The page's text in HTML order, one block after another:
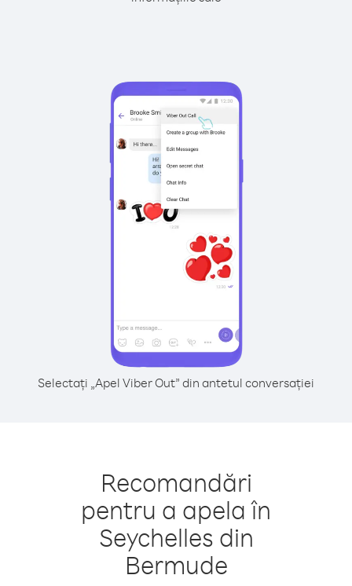
Selectați „Apel Viber Out” din antetul conversației
Recomandări
pentru a apela în
Seychelles din
Bermude